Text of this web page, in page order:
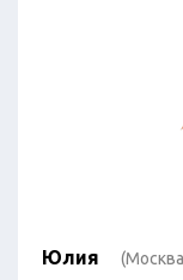
Юлия